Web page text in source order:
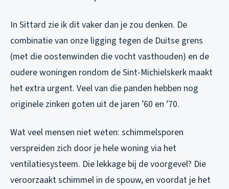
In Sittard zie ik dit vaker dan je zou denken. De
combinatie van onze ligging tegen de Duitse grens
(met die oostenwinden die vocht vasthouden) en de
oudere woningen rondom de Sint-Michielskerk maakt
het extra urgent. Veel van die panden hebben nog
originele zinken goten uit de jaren ’60 en ’70.
Wat veel mensen niet weten: schimmelsporen
verspreiden zich door je hele woning via het
ventilatiesysteem. Die lekkage bij de voorgevel? Die
veroorzaakt schimmel in de spouw, en voordat je het